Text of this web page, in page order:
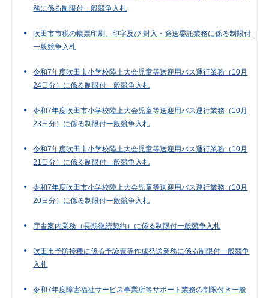
務に係る制限付一般競争入札
吹田市市税の帳票印刷、印字及び 封入・発送委託業務に係る制限付
一般競争入札
令和7年度吹田市小学校陸上大会児童等送迎用バス運行業務（10月
24日分）に係る制限付一般競争入札
令和7年度吹田市小学校陸上大会児童等送迎用バス運行業務（10月
23日分）に係る制限付一般競争入札
令和7年度吹田市小学校陸上大会児童等送迎用バス運行業務（10月
21日分）に係る制限付一般競争入札
令和7年度吹田市小学校陸上大会児童等送迎用バス運行業務（10月
20日分）に係る制限付一般競争入札
庁舎案内業務（長期継続契約）に係る制限付一般競争入札
吹田市予防接種に係る予診票等作成発送業務に係る制限付一般競争
入札
令和7年度障害福祉サービス事業所等サポート業務の制限付き一般